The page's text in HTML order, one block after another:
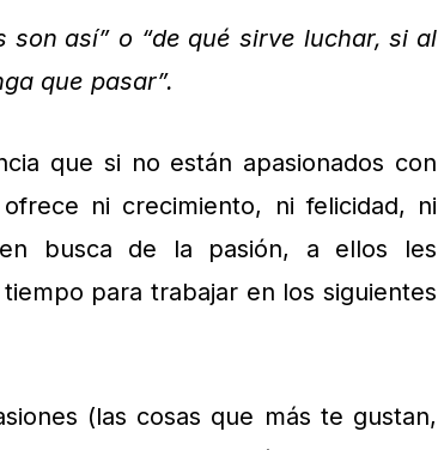
son así” o “de qué sirve luchar, si al
que pasar”.
que si no están apasionados con
ni crecimiento, ni felicidad, ni
busca de la pasión, a ellos les
para trabajar en los siguientes
(las cosas que más te gustan,